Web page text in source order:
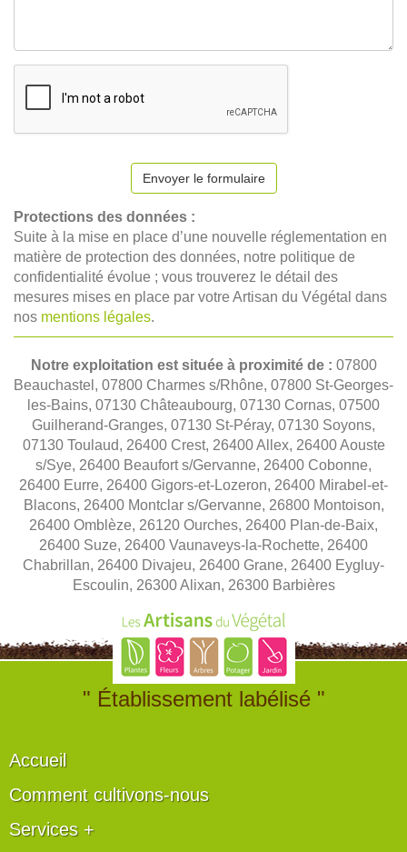
Envoyer le formulaire
Protections des données :
Suite à la mise en place d’une nouvelle réglementation en
matière de protection des données, notre politique de
confidentialité évolue ; vous trouverez le détail des
mesures mises en place par votre Artisan du Végétal dans
nos mentions légales.
Notre exploitation est située à proximité de : 07800
Beauchastel, 07800 Charmes s/Rhône, 07800 St-Georges-
les-Bains, 07130 Châteaubourg, 07130 Cornas, 07500
Guilherand-Granges, 07130 St-Péray, 07130 Soyons,
07130 Toulaud, 26400 Crest, 26400 Allex, 26400 Aouste
s/Sye, 26400 Beaufort s/Gervanne, 26400 Cobonne,
26400 Eurre, 26400 Gigors-et-Lozeron, 26400 Mirabel-et-
Blacons, 26400 Montclar s/Gervanne, 26800 Montoison,
26400 Omblèze, 26120 Ourches, 26400 Plan-de-Baix,
26400 Suze, 26400 Vaunaveys-la-Rochette, 26400
Chabrillan, 26400 Divajeu, 26400 Grane, 26400 Eygluy-
Escoulin, 26300 Alixan, 26300 Barbières
" Établissement labélisé "
Accueil
Comment cultivons-nous
Services +